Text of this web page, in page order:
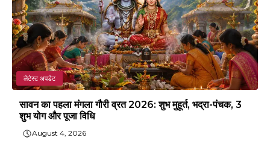
लेटेस्ट अपडेट
सावन का पहला मंगला गौरी व्रत 2026: शुभ मुहूर्त, भद्रा-पंचक, 3
शुभ योग और पूजा विधि
August 4, 2026